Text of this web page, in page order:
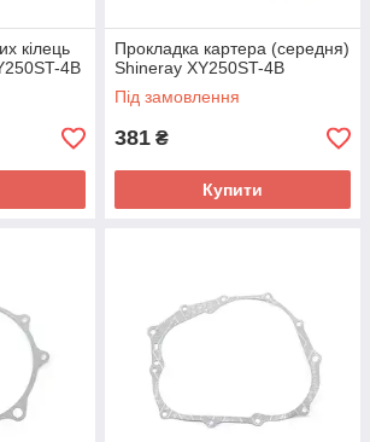
кілець
4B
Прокладка картера (середня)
Shineray XY250ST-4B
Під замовлення
381 ₴
Купити